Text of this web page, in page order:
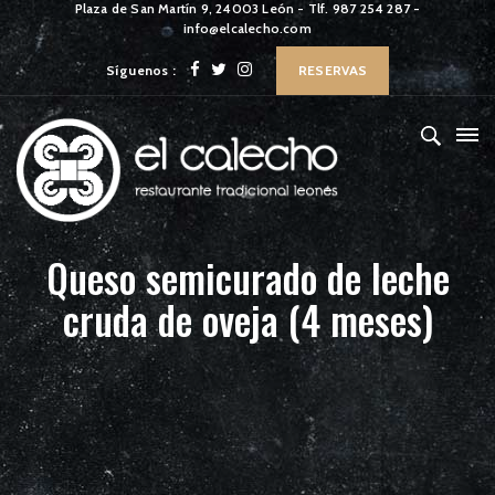
Plaza de San Martín 9, 24003 León - Tlf. 987 254 287 -
info@elcalecho.com
Síguenos : RESERVAS
Queso semicurado de leche
cruda de oveja (4 meses)